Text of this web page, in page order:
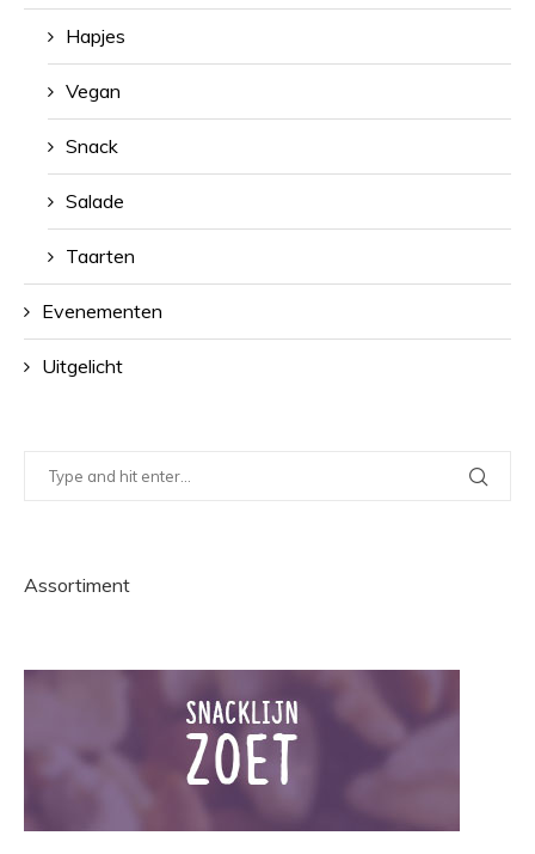
Hapjes
Vegan
Snack
Salade
Taarten
Evenementen
Uitgelicht
Assortiment